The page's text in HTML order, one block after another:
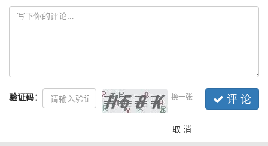
验证码： 换一张 评 论
取 消